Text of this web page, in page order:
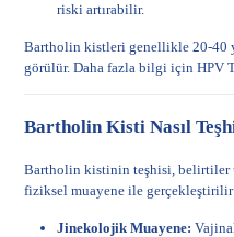
riski artırabilir.
Bartholin kistleri genellikle 20-40
görülür. Daha fazla bilgi içinHPV
Bartholin Kisti Nasıl
Bartholin kistinin teşhisi, belirtiler
fiziksel muayene ile
Jinekolojik Muayene: